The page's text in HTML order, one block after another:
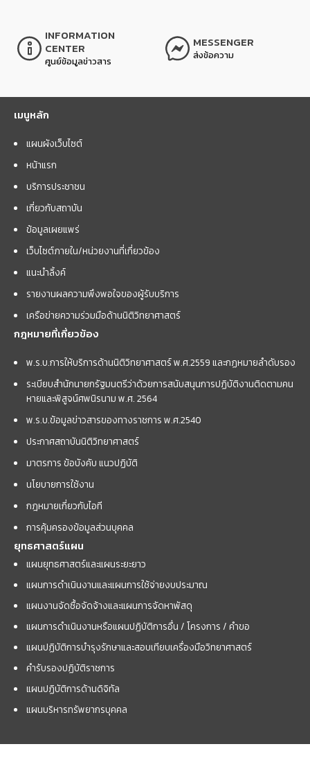
INFORMATION
CENTER
ศูนย์ข้อมูลข่าวสาร
MESSENGER
ส่งข้อความ
เมนูหลัก
แผนผังเว็บไซต์
หน้าแรก
บริการประชาชน
เกี่ยวกับสถาบัน
ข้อมูลเผยแพร่
เว็บไซต์ภายใน/หน่วยงานที่เกี่ยวข้อง
แนะนำลิ้งค์
รายงานผลความพึงพอใจของผู้รับบริการ
เครือข่ายความร่วมมือด้านนิติวิทยาศาสตร์
กฎหมายที่เกี่ยวข้อง
พ.ร.บ.การให้บริการด้านนิติวิทยาศาสตร์ พ.ศ.2559 และกฏหมายลำดับรอง
ระเบียบสำนักนายกรัฐมนตรีว่าด้วยการสนับสนุนการปฏิบัติงานติดตามคน
หายและพิสูจน์ศพนิรนาม พ.ศ. 2564
พ.ร.บ.ข้อมูลข่าวสารของทางราชการ พ.ศ.2540
ประกาศสถาบันนิติวิทยาศาสตร์
มาตรการ ข้อบังคับ แนวปฏิบัติ
นโยบายการใช้งาน
กฎหมายเกี่ยวกับไอที
การคุ้มครองข้อมูลส่วนบุคคล
ยุทธศาสตร์แผน
แผนยุทธศาสตร์และแผนระยะยาว
แผนการดำเนินงานและแผนการใช้จ่ายงบประมาณ
แผนงานจัดซื้อจัดจ้างและแผนการจัดหาพัสดุ
แผนการดำเนินงานหรือแผนปฏิบัติการอื่น / โครงการ / คำขอ
แผนปฏิบัติการบำรุงรักษาและสอบเทียบเครื่องมือวิทยาศาสตร์
คำรับรองปฏิบัติราชการ
แผนปฏิบัติการด้านดิจิทัล
แผนบริหารทรัพยากรบุคคล